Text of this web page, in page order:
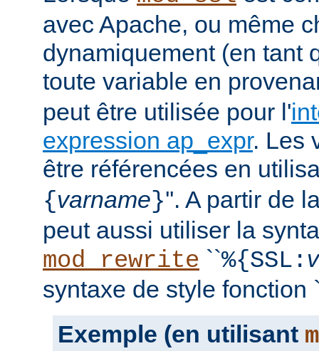
avec Apache, ou même
dynamiquement (en tant
toute variable en
peut être utilisée pour l'
expression ap_expr. Les
être référencées en
{varname}''. A partir de
peut aussi utiliser la
mod_rewrite ``%{SSL:
syntaxe de style fonction
Exemple (en utilisant